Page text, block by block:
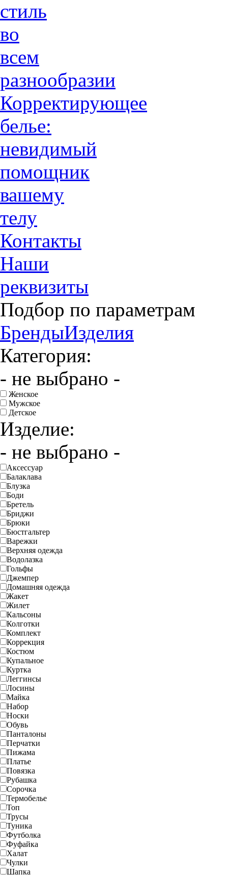
стиль
во
всем
разнообразии
Корректирующее
белье:
невидимый
помощник
вашему
телу
Контакты
Наши
реквизиты
Подбор по параметрам
БрендыИзделия
Категория:
- не выбрано -
Женское
Мужское
Детское
Изделие:
- не выбрано -
Аксессуар
Балаклава
Блузка
Боди
Бретель
Бриджи
Брюки
Бюстгальтер
Варежки
Верхняя одежда
Водолазка
Гольфы
Джемпер
Домашняя одежда
Жакет
Жилет
Кальсоны
Колготки
Комплект
Коррекция
Костюм
Купальное
Куртка
Леггинсы
Лосины
Майка
Набор
Носки
Обувь
Панталоны
Перчатки
Пижама
Платье
Повязка
Рубашка
Сорочка
Термобелье
Топ
Трусы
Туника
Футболка
Фуфайка
Халат
Чулки
Шапка